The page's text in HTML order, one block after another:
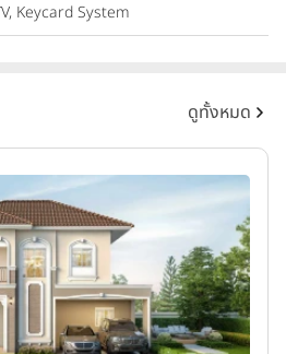
Keycard System
ดูทั้งหมด